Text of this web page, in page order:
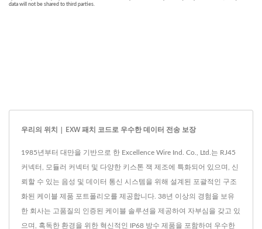
우리의 위치 | EXW 패치 코드로 우수한 데이터 전송 보장
1985년부터 대만을 기반으로 한 Excellence Wire Ind. Co., Ltd.는 RJ45
커넥터, 모듈러 커넥터 및 다양한 키스톤 잭 제조에 특화되어 있으며, 신
뢰할 수 있는 음성 및 데이터 통신 시스템을 위해 설계된 포괄적인 구조
화된 케이블 제품 포트폴리오를 제공합니다. 38년 이상의 경험을 보유
한 회사는 고품질의 인증된 케이블 솔루션을 제공하여 자부심을 갖고 있
으며, 혹독한 환경을 위한 혁신적인 IP68 방수 제품을 포함하여 우수한